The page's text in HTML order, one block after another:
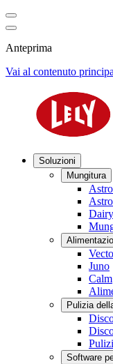
Anteprima
Vai al contenuto
Soluzioni
Mungitura
Juno
Calm
Pulizia
Software